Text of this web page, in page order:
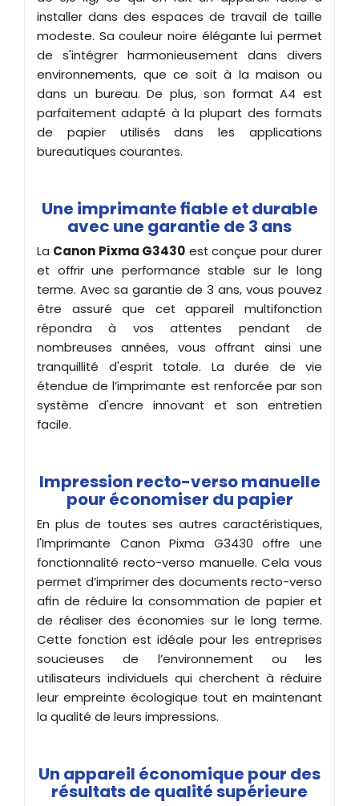
installer dans des espaces de travail de taille
modeste. Sa couleur noire élégante lui permet
de s'intégrer harmonieusement dans divers
environnements, que ce soit à la maison ou
dans un bureau. De plus, son format A4 est
parfaitement adapté à la plupart des formats
de papier utilisés dans les applications
bureautiques courantes.
Une imprimante fiable et durable
avec une garantie de 3 ans
La Canon Pixma G3430 est conçue pour durer
et offrir une performance stable sur le long
terme. Avec sa garantie de 3 ans, vous pouvez
être assuré que cet appareil multifonction
répondra à vos attentes pendant de
nombreuses années, vous offrant ainsi une
tranquillité d'esprit totale. La durée de vie
étendue de l’imprimante est renforcée par son
système d'encre innovant et son entretien
facile.
Impression recto-verso manuelle
pour économiser du papier
En plus de toutes ses autres caractéristiques,
l'Imprimante Canon Pixma G3430 offre une
fonctionnalité recto-verso manuelle. Cela vous
permet d’imprimer des documents recto-verso
afin de réduire la consommation de papier et
de réaliser des économies sur le long terme.
Cette fonction est idéale pour les entreprises
soucieuses de l’environnement ou les
utilisateurs individuels qui cherchent à réduire
leur empreinte écologique tout en maintenant
la qualité de leurs impressions.
Un appareil économique pour des
résultats de qualité supérieure